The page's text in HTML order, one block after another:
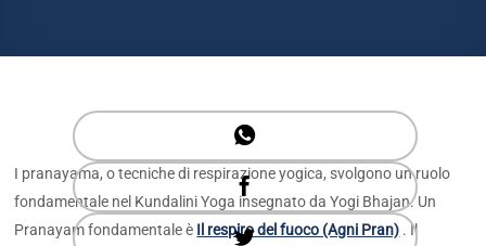
I pranayama, o tecniche di respirazione yogica, svolgono un ruolo
fondamentale nel Kundalini Yoga insegnato da Yogi Bhajan. Un
Pranayam fondamentale è Il respiro del fuoco (Agni Pran) . Il